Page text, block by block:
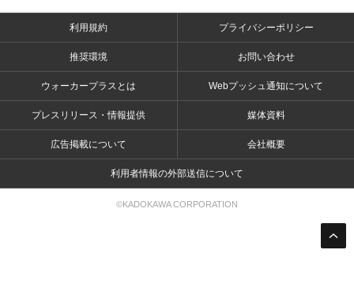
利用規約 プライバシーポリシー
推奨環境 お問い合わせ
ウォーカープラスとは Webプッシュ通知について
プレスリリース・情報提供 媒体資料
広告掲載について 会社概要
利用者情報の外部送信について
©KADOKAWA CORPORATION